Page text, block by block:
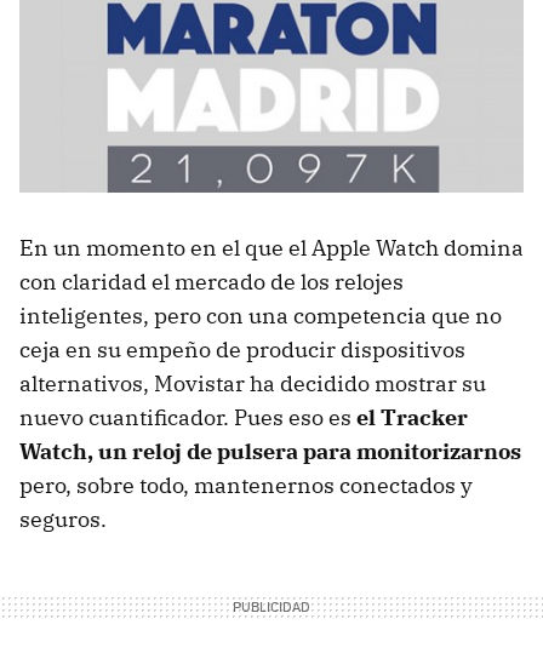
En un momento en el que el Apple Watch domina
con claridad el mercado de los relojes
inteligentes, pero con una competencia que no
ceja en su empeño de producir dispositivos
alternativos, Movistar ha decidido mostrar su
nuevo cuantificador. Pues eso es el Tracker
Watch, un reloj de pulsera para monitorizarnos
pero, sobre todo, mantenernos conectados y
seguros.